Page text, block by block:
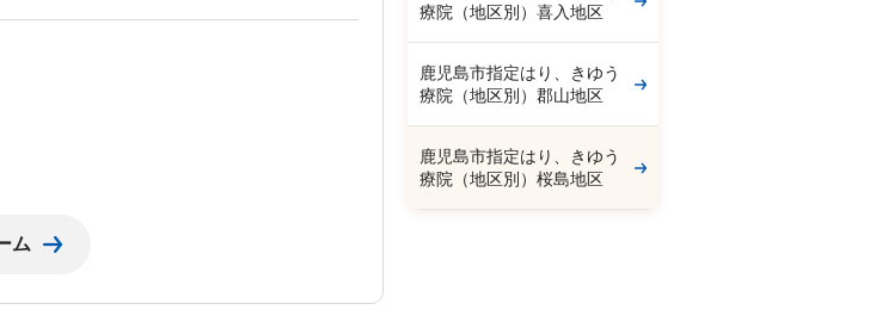
療院（地区別）喜入地区
鹿児島市指定はり、きゆう
療院（地区別）郡山地区
鹿児島市指定はり、きゆう
療院（地区別）桜島地区